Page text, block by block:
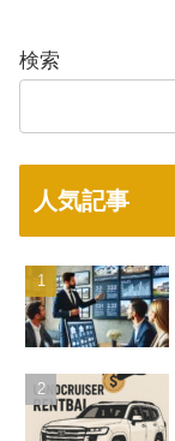
検索
人気記事